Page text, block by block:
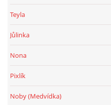
Teyla
Jůlinka
Nona
Pixlík
Noby (Medvídka)